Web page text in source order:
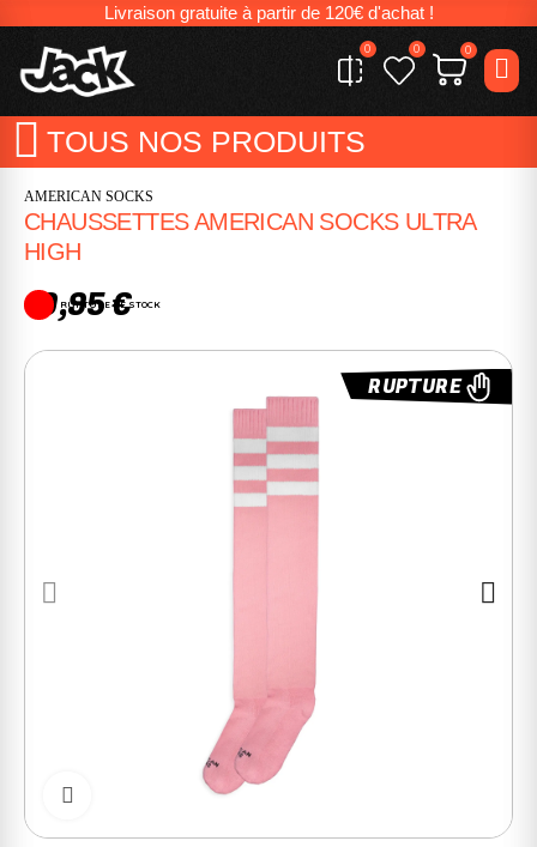
Livraison gratuite à partir de 120€ d'achat !
0 0 0
TOUS NOS PRODUITS
AMERICAN SOCKS
CHAUSSETTES AMERICAN SOCKS ULTRA
HIGH
19,95 €
RUPTURE DE STOCK
RUPTURE
Cliquer pour zoomer